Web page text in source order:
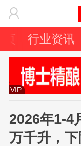
页 行业资讯
VIP
2026年1-4
万千升，